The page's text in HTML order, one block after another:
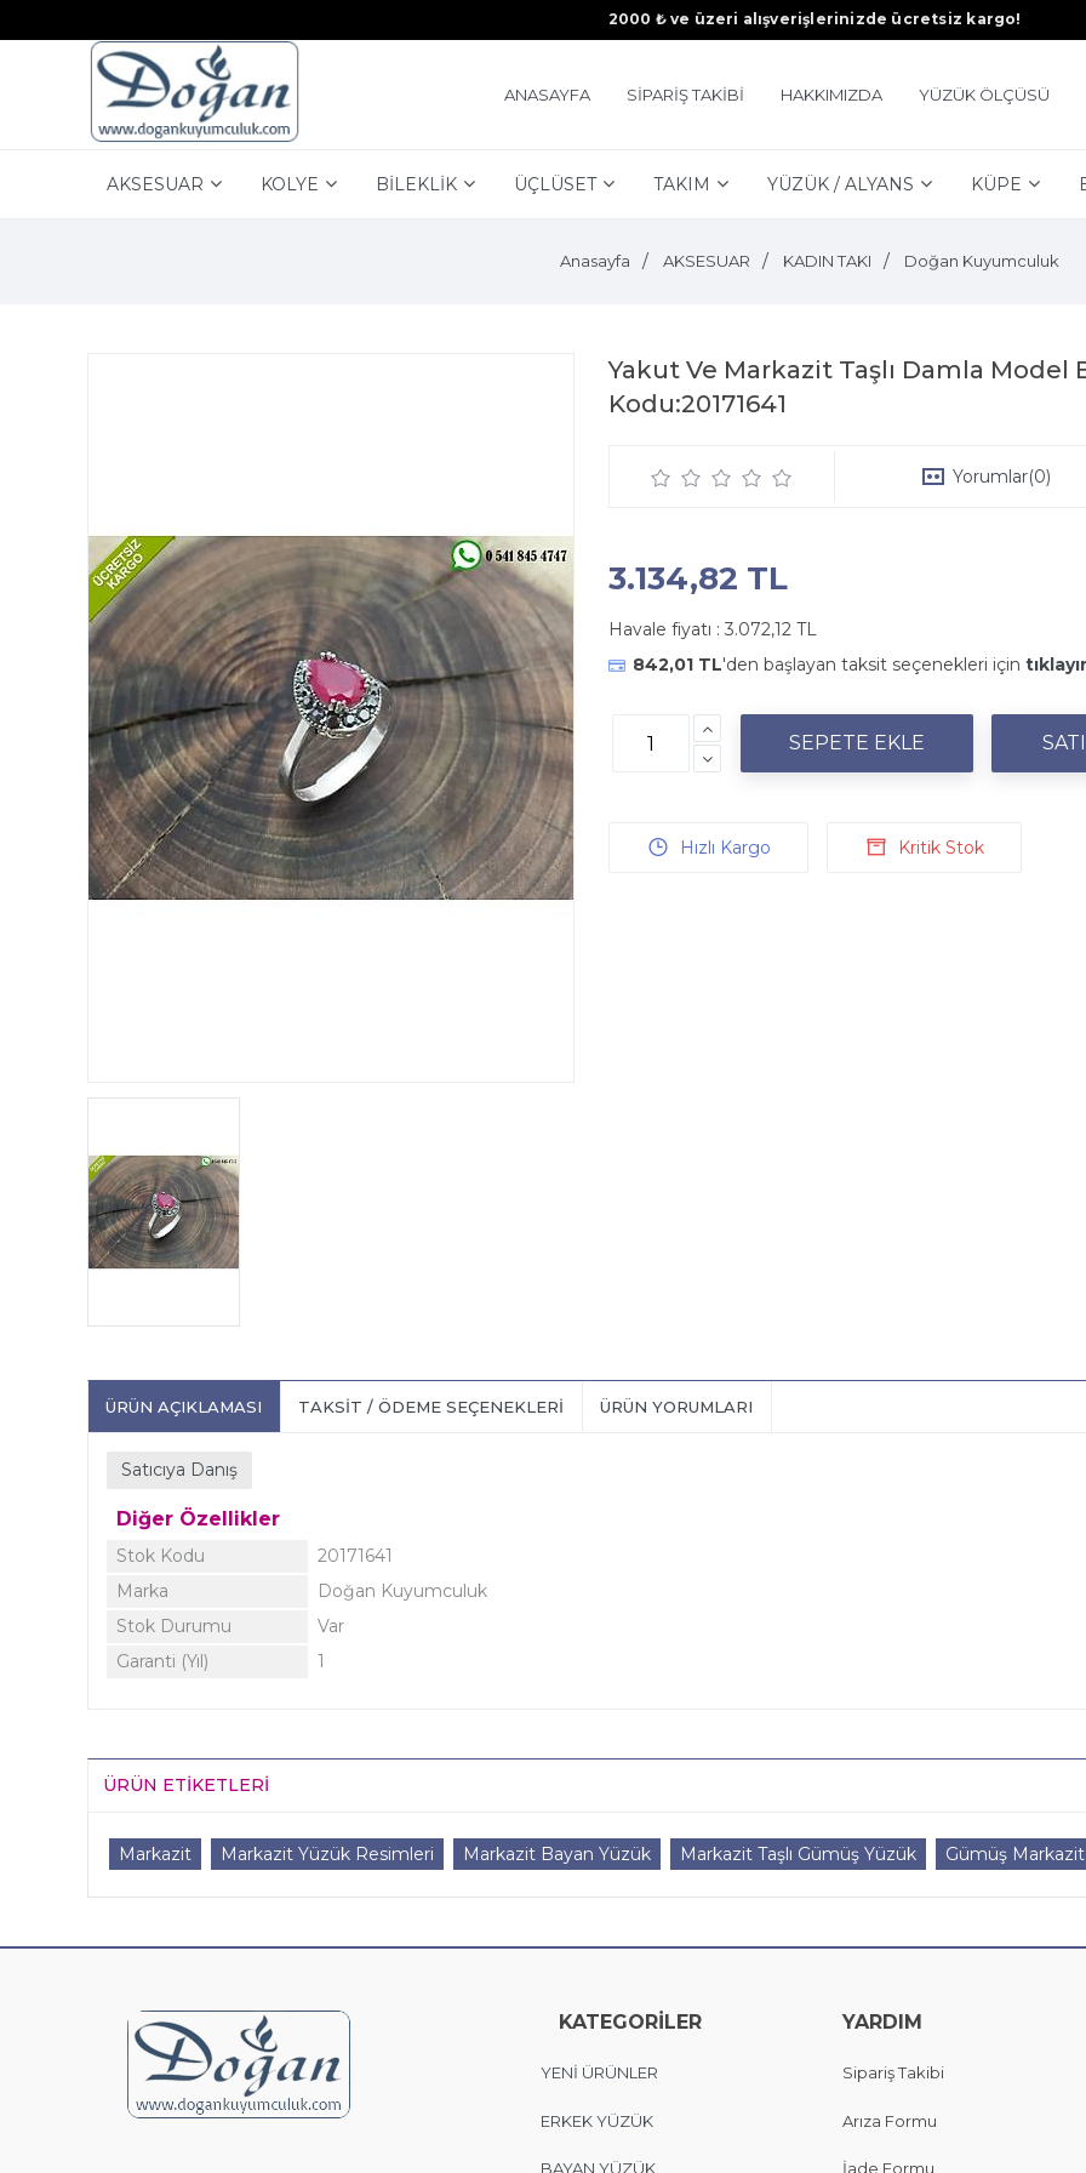
2000 ₺ ve üzeri alışverişlerinizde ücretsiz kargo!
ANASAYFA SİPARİŞ TAKİBİ HAKKIMIZDA YÜZÜK ÖLÇÜSÜ
AKSESUAR KOLYE BİLEKLİK ÜÇLÜSET TAKIM YÜZÜK / ALYANS KÜPE
Anasayfa AKSESUAR KADIN TAKI Doğan Kuyumculuk
Yakut Ve Markazit Taşlı Damla Model
Kodu:20171641
Yorumlar(0)
3.134,82 TL
Havale fiyatı : 3.072,12 TL
842,01 TL'den başlayan taksit seçenekleri için
ÜRÜN AÇIKLAMASI TAKSIT / ÖDEME SEÇENEKLERI ÜRÜN YORUMLARI
Satıcıya Danış
Diğer Özellikler
Stok Kodu
20171641
Marka
Doğan Kuyumculuk
Stok Durumu
Var
Garanti (Yıl)
1
ÜRÜN ETIKETLERI
Markazit Markazit Yüzük Resimleri Markazit Bayan Yüzük Markazit Taşlı Gümüş Yüzük Gümüş
KATEGORİLER
YENİ ÜRÜNLER
ERKEK YÜZÜK
BAYAN YÜZÜK
YARDIM
Sipariş Takibi
Arıza Formu
İade Formu